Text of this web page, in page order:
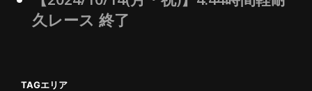
久レース 終了
TAGエリア